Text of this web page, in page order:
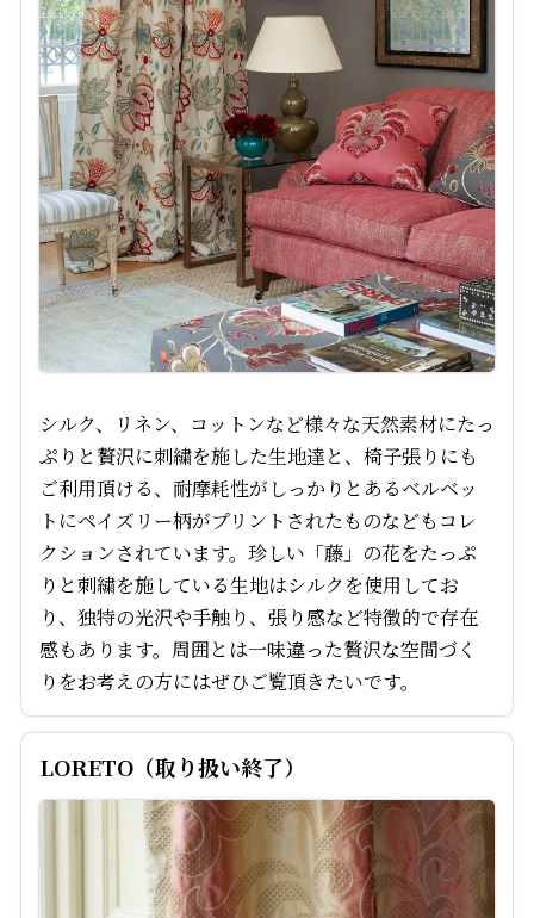
シルク、リネン、コットンなど様々な天然素材にたっ
ぷりと贅沢に刺繍を施した生地達と、椅子張りにも
ご利用頂ける、耐摩耗性がしっかりとあるベルベッ
トにペイズリー柄がプリントされたものなどもコレ
クションされています。珍しい「藤」の花をたっぷ
りと刺繍を施している生地はシルクを使用してお
り、独特の光沢や手触り、張り感など特徴的で存在
感もあります。周囲とは一味違った贅沢な空間づく
りをお考えの方にはぜひご覧頂きたいです。
LORETO（取り扱い終了）